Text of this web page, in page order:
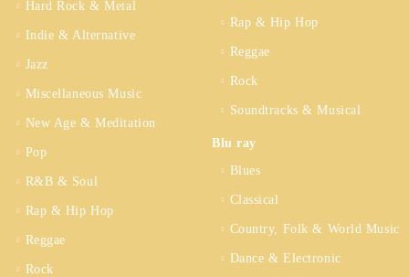
Hard Rock & Metal
Indie & Alternative
Jazz
Miscellaneous Music
New Age & Meditation
Pop
R&B & Soul
Rap & Hip Hop
Reggae
Rock
Rap & Hip Hop
Reggae
Rock
Soundtracks & Musical
Blu ray
Blues
Classical
Country, Folk & World Music
Dance & Electronic